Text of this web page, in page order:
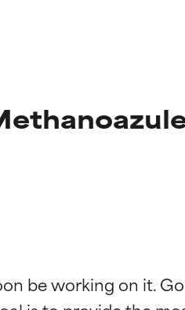
be working on it.